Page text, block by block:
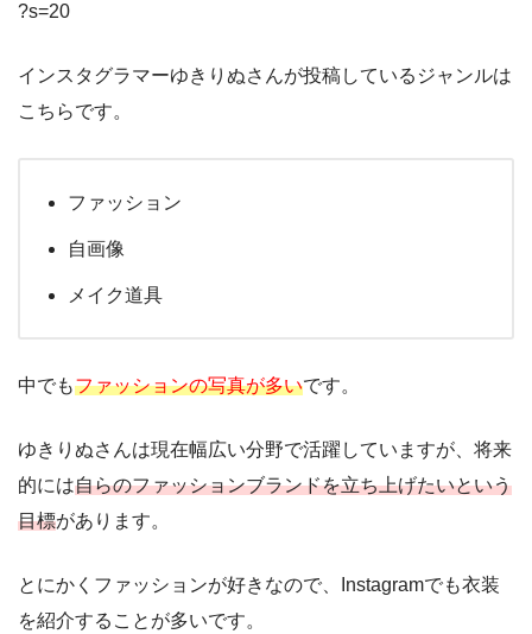
?s=20
インスタグラマーゆきりぬさんが投稿しているジャンルは
こちらです。
ファッション
自画像
メイク道具
中でもファッションの写真が多いです。
ゆきりぬさんは現在幅広い分野で活躍していますが、将来
的には自らのファッションブランドを立ち上げたいという
目標があります。
とにかくファッションが好きなので、Instagramでも衣装
を紹介することが多いです。